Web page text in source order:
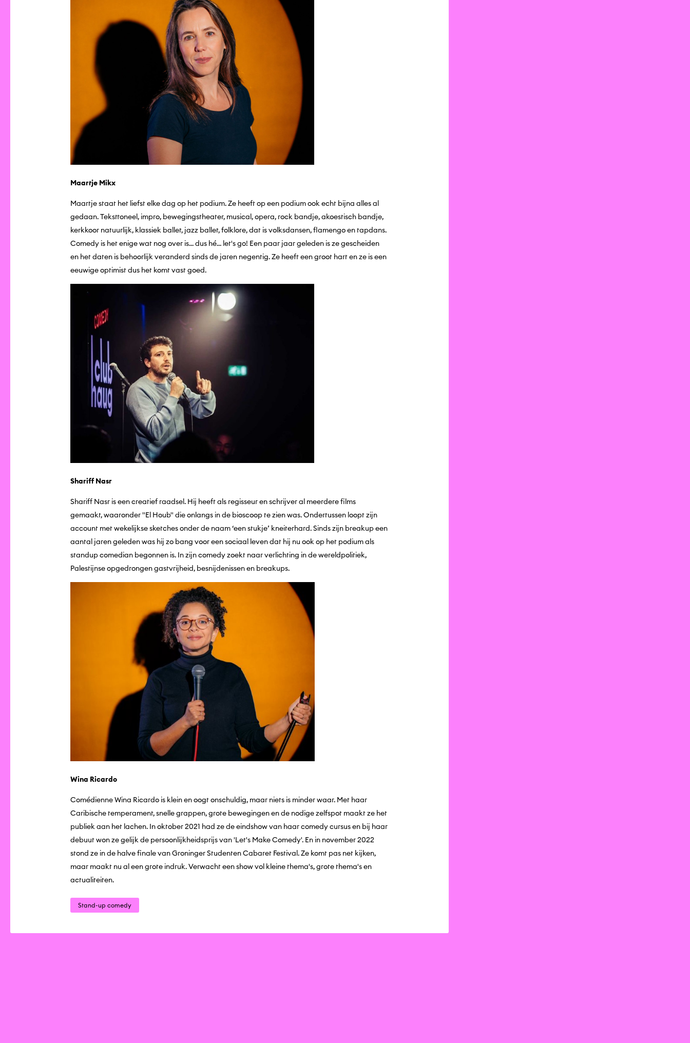
Maartje Mikx
Maartje staat het liefst elke dag op het podium. Ze heeft op een podium ook echt bijna alles al
gedaan. Teksttoneel, impro, bewegingstheater, musical, opera, rock bandje, akoestisch bandje,
kerkkoor natuurlijk, klassiek ballet, jazz ballet, folklore, dat is volksdansen, flamengo en tapdans.
Comedy is het enige wat nog over is... dus hé... let's go! Een paar jaar geleden is ze gescheiden
en het daten is behoorlijk veranderd sinds de jaren negentig. Ze heeft een groot hart en ze is een
eeuwige optimist dus het komt vast goed.
Shariff Nasr
Shariff Nasr is een creatief raadsel. Hij heeft als regisseur en schrijver al meerdere films
gemaakt, waaronder "El Houb" die onlangs in de bioscoop te zien was. Ondertussen loopt zijn
account met wekelijkse sketches onder de naam ‘een stukje’ kneiterhard. Sinds zijn breakup een
aantal jaren geleden was hij zo bang voor een sociaal leven dat hij nu ook op het podium als
standup comedian begonnen is. In zijn comedy zoekt naar verlichting in de wereldpolitiek,
Palestijnse opgedrongen gastvrijheid, besnijdenissen en breakups.
Wina Ricardo
Comédienne Wina Ricardo is klein en oogt onschuldig, maar niets is minder waar. Met haar
Caribische temperament, snelle grappen, grote bewegingen en de nodige zelfspot maakt ze het
publiek aan het lachen. In oktober 2021 had ze de eindshow van haar comedy cursus en bij haar
debuut won ze gelijk de persoonlijkheidsprijs van 'Let's Make Comedy'. En in november 2022
stond ze in de halve finale van Groninger Studenten Cabaret Festival. Ze komt pas net kijken,
maar maakt nu al een grote indruk. Verwacht een show vol kleine thema's, grote thema's en
actualiteiten.
Stand-up comedy